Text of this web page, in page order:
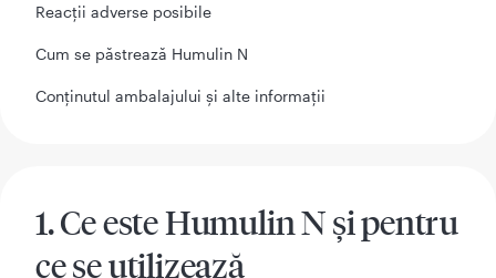
Reacţii adverse posibile
Cum se păstrează Humulin N
Conținutul ambalajului și alte informații
1. Ce este Humulin N și pentru
ce se utilizează